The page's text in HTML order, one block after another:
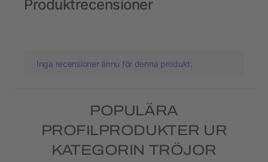
Produktrecensioner
Inga recensioner ännu för denna produkt.
POPULÄRA
PROFILPRODUKTER UR
KATEGORIN TRÖJOR